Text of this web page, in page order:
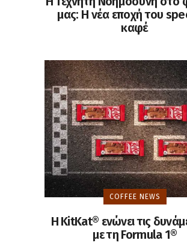
μας: Η νέα εποχή του
καφέ
COFFEE NEWS
Η KitKat® ενώνει τις
με τη Formula 1®